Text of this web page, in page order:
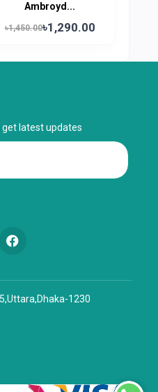
Ambroyd...
৳1,450.00৳1,290.00
latest updates
1230